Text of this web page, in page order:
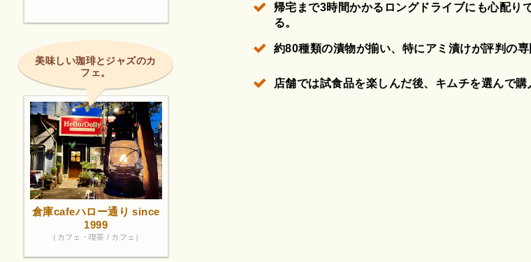
帰宅まで3時間かかるロングドライブにも心配り
る。
約80種類の漬物が揃い、特にアミ漬けが評判の専
店舗では試食品を楽しんだ後、キムチを選んで購
美味しい珈琲とジャズのカ
フェ。
倉庫cafeハロー通り since
1999
（カフェ・喫茶 / カフェ）